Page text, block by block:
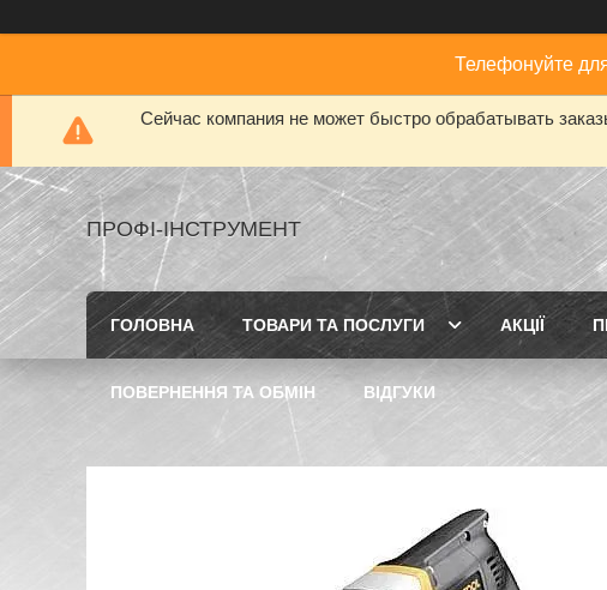
Телефонуйте
Сейчас компания не может быстро обрабатывать
ПРОФІ-ІНСТРУМЕНТ
ГОЛОВНА ТОВАРИ ТА ПОСЛУГИ АКЦІЇ
ПОВЕРНЕННЯ ТА ОБМІН ВІДГУКИ